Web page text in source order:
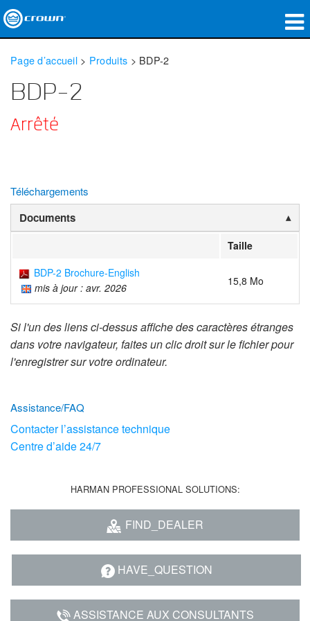
Applications
Audio en réseau
Notre histoire
Formation
Support
Page d’accueil > Produits > BDP-2
BDP-2
Arrêté
Téléchargements
Documents
Taille
BDP-2 Brochure-English
mis à jour : avr. 2026
15,8 Mo
Si l'un des liens ci-dessus affiche des caractères étranges
dans votre navigateur, faites un clic droit sur le fichier pour
l'enregistrer sur votre ordinateur.
Assistance/FAQ
Contacter l’assistance technique
Centre d’aide 24/7
HARMAN PROFESSIONAL SOLUTIONS:
FIND_DEALER
HAVE_QUESTION
ASSISTANCE AUX CONSULTANTS